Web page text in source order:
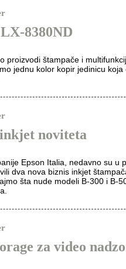
8380ND
proizvodi štampače i
jednu kolor kopir jedinicu
noviteta
Epson Italia, nedavno su u
dva nova biznis inkjet
šta nude modeli B-300 i B-
za video